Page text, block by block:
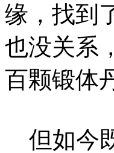
缘，找到
也没关系
百颗锻体
但如今